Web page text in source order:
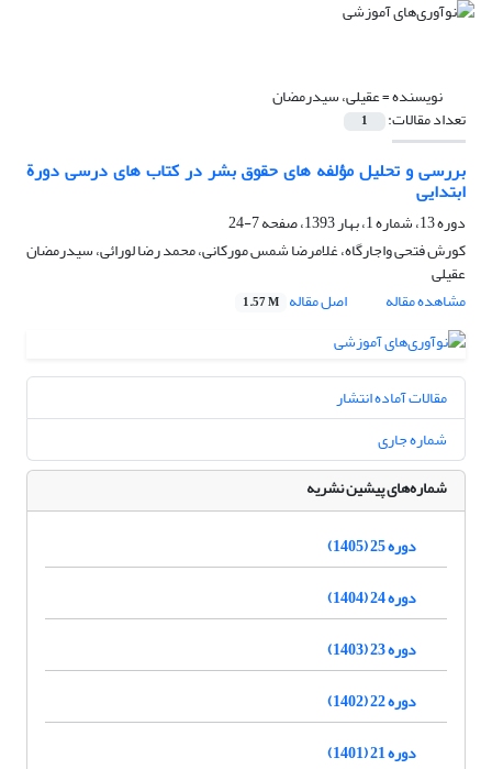
نویسنده =عقیلی، سیدرمضان
تعداد مقالات: 1
بررسی و تحلیل مؤلفه های حقوق بشر در کتاب های درسی دورة
ابتدایی
دوره 13، شماره 1، بهار 1393، صفحه
7-24
کورش فتحی واجارگاه، غلامرضا شمس مورکانی، محمد رضا لورائی، سیدرمضان
عقیلی
مشاهده مقاله
اصل مقاله 1.57 M
مقالات آماده انتشار
شماره جاری
شماره‌های پیشین نشریه
دوره 25 (1405)
دوره 24 (1404)
دوره 23 (1403)
دوره 22 (1402)
دوره 21 (1401)